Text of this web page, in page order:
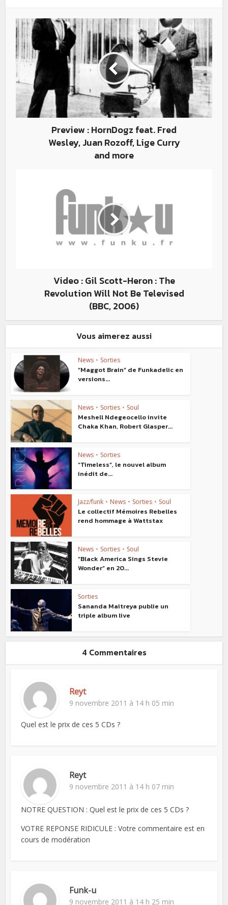
Preview : HornDogz feat. Fred
Wesley, Juan Rozoff, Lige Curry
and more
Video : Gil Scott-Heron : The
Revolution Will Not Be Televised
(BBC, 2006)
Vous aimerez aussi
News • Sorties
“Maggot Brain” de Funkadelic en
versions...
News • Sorties • Soul
Meshell Ndegeocello invite
Chaka Khan, Robert Glasper...
News • Sorties
“Timeless”, le nouvel album
inédit de...
Jazz/funk • News • Sorties • Soul
Le collectif Mémoires Rebelles
rend hommage à Wattstax
News • Sorties • Soul
“Black America Sings Stevie
Wonder” en 20...
Sorties
Sananda Maitreya publie un
triple album live
4 Commentaires
Reyt
9 novembre 2011 à 14 h 05 min
Quel est le prix de ces 5 CDs ?
Reyt
9 novembre 2011 à 14 h 07 min
NOTRE QUESTION : Quel est le prix de ces 5 CDs ?
VOTRE REPONSE RIDICULE : Votre commentaire est en
cours de modération
Funk-u
9 novembre 2011 à 14 h 25 min